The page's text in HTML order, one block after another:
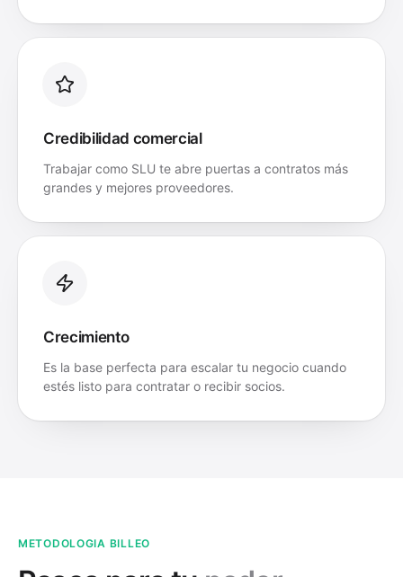
Credibilidad comercial
Trabajar como SLU te abre puertas a contratos más
grandes y mejores proveedores.
Crecimiento
Es la base perfecta para escalar tu negocio cuando
estés listo para contratar o recibir socios.
METODOLOGIA BILLEO